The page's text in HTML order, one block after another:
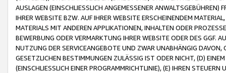
AUSLAGEN (EINSCHLIESSLICH ANGEMESSENER
IHRER WEBSITE BZW. AUF IHRER WEBSITE ERSCHEINENDEM
MATERIALS MIT ANDEREN APPLIKATIONEN, INHALTEN ODER
BEWERBUNG ODER VERMARKTUNG IHRER WEBSITE ODER DES GGF.
NUTZUNG DER SERVICEANGEBOTE UND ZWAR UNABHÄNGIG
GESETZLICHEN BESTIMMUNGEN ZULÄSSIG IST ODER NICHT, (D)
(EINSCHLIESSLICH EINER PROGRAMMRICHTLINIE), (E) IHREN